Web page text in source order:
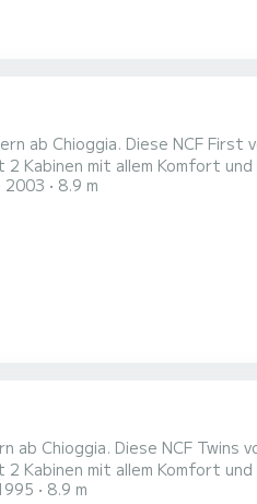
ab Chioggia. Diese NCF
um einen einzigartigen
2003 8.9 m
ab Chioggia. Diese NCF
um einen einzigartigen
8.9 m